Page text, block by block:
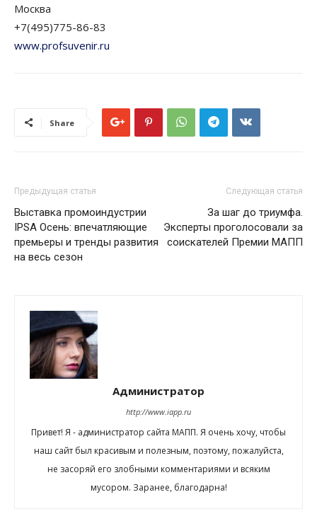
Москва
+7(495)775-86-83
www.profsuvenir.ru
Share
Предыдущая статья
Выставка промоиндустрии
IPSA Осень: впечатляющие
премьеры и тренды развития
на весь сезон
Следующая статья
За шаг до триумфа.
Эксперты проголосовали за
соискателей Премии МАПП
Администратор
http://www.iapp.ru
Привет! Я - администратор сайта МАПП. Я очень хочу, чтобы
наш сайт был красивым и полезным, поэтому, пожалуйста,
не засоряй его злобными комментариями и всяким
мусором. Заранее, благодарна!